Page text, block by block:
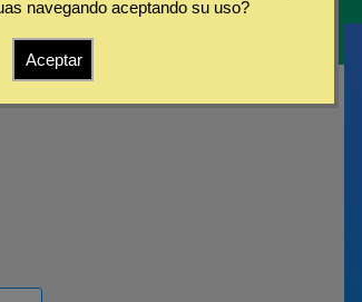
navegando aceptando su uso?
Aceptar